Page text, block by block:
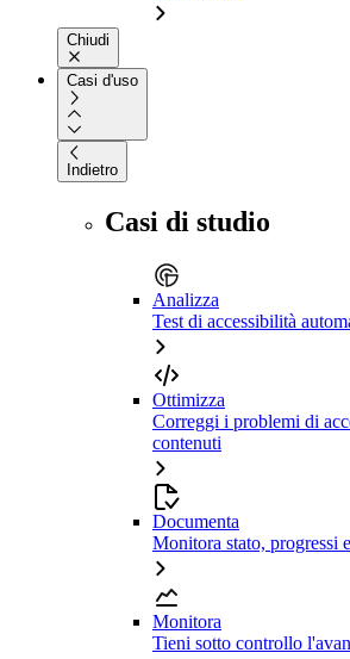
Chiudi
Casi d'uso
Indietro
Casi di studio
Analizza
Test di accessibilità
Ottimizza
Correggi i problemi di
contenuti
Documenta
Monitora stato, progressi
Monitora
Tieni sotto controllo